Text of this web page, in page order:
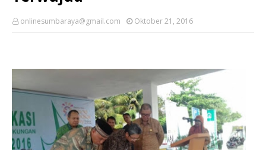
onlinesumbaraya@gmail.com Oktober 21, 2016